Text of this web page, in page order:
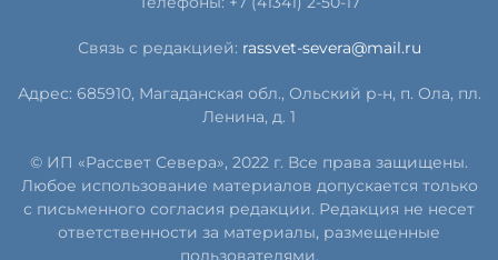
Связь с редакцией: rassvet-severa@mail.ru
Адрес: 685910, Магаданская обл., Ольский р-н, п. Ола, пл.
Ленина, д. 1
© ИП «Рассвет Севера», 2022 г. Все права защищены.
Любое использование материалов допускается только
с письменного согласия редакции. Редакция не несет
ответственности за материалы, размещенные
пользователями.